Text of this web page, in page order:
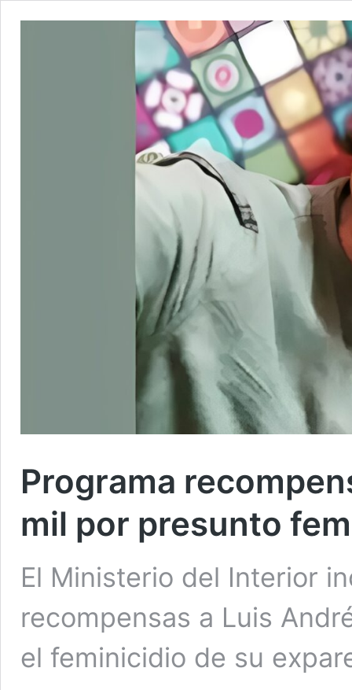
Programa
mil por presunto
El Ministerio del Interior
recompensas a Luis
el feminicidio de su